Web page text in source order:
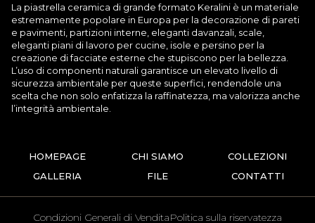
La piastrella ceramica di grande formato Keralini è un materiale
estremamente popolare in Europa per la decorazione di pareti
e pavimenti, partizioni interne, eleganti davanzali, scale,
eleganti piani di lavoro per cucine, isole e persino per la
creazione di facciate esterne che stupiscono per la bellezza.
L’uso di componenti naturali garantisce un elevato livello di
sicurezza ambientale per queste superfici, rendendole una
scelta che non solo enfatizza la raffinatezza, ma valorizza anche
l’integrità ambientale.
HOMEPAGE CHI SIAMO
COLLEZIONI
GALLERIA
FILE CONTATTI
Condizioni Generali di VenditaPolitica sulla riservatezza